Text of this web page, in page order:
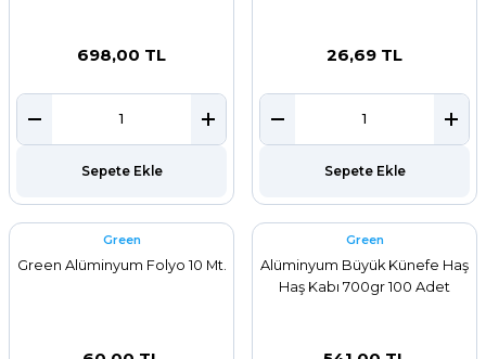
698,00 TL
Sepete Ekle
26,69 TL
Sepete Ekle
Green
Green Alüminyum Folyo 10 Mt.
Green
Alüminyum Büyük Künefe Haş
Haş Kabı 700gr 100 Adet